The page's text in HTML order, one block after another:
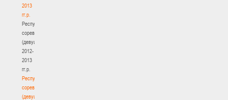
2013
гг.р.
Республиканские
соревнования
(девушки)
2012-
2013
гг.р.
Республиканские
соревнования
(девушки)